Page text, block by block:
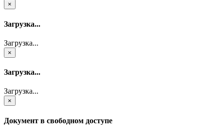
×
Загрузка...
Загрузка...
×
Загрузка...
Загрузка...
×
Документ в свободном доступе